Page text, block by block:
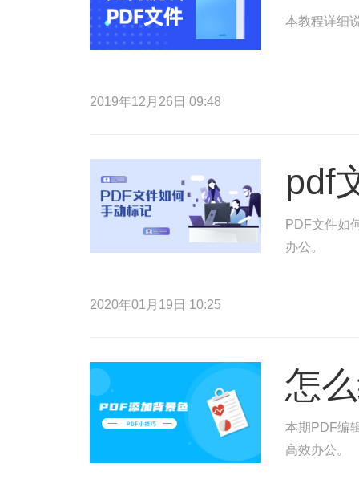
本教程详细
2019年12月26日 09:48
pdf
PDF文件如
办公。
2020年01月19日 10:25
怎
本期PDF编
高效办公。